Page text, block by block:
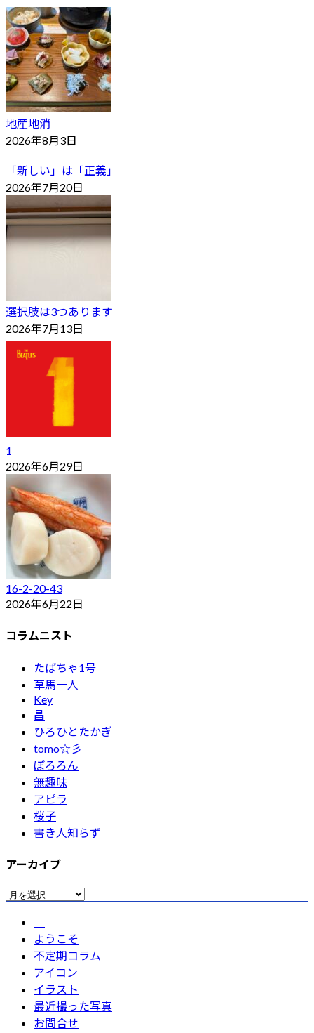
地産地消
2026年8月3日
「新しい」は「正義」
2026年7月20日
選択肢は3つあります
2026年7月13日
1
2026年6月29日
16-2-20-43
2026年6月22日
コラムニスト
たばちゃ1号
草馬一人
Key
昌
ひろひとたかぎ
tomo☆彡
ぽろろん
無趣味
アピラ
桜子
書き人知らず
アーカイブ
ア
ようこそ
不定期コラム
アイコン
イラスト
最近撮った写真
お問合せ